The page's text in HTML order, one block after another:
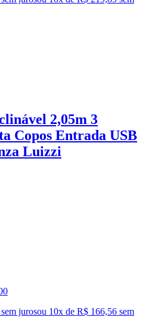
2,05m 3
Copos Entrada USB
Luizzi
jurosou 10x de R$ 166,56 sem